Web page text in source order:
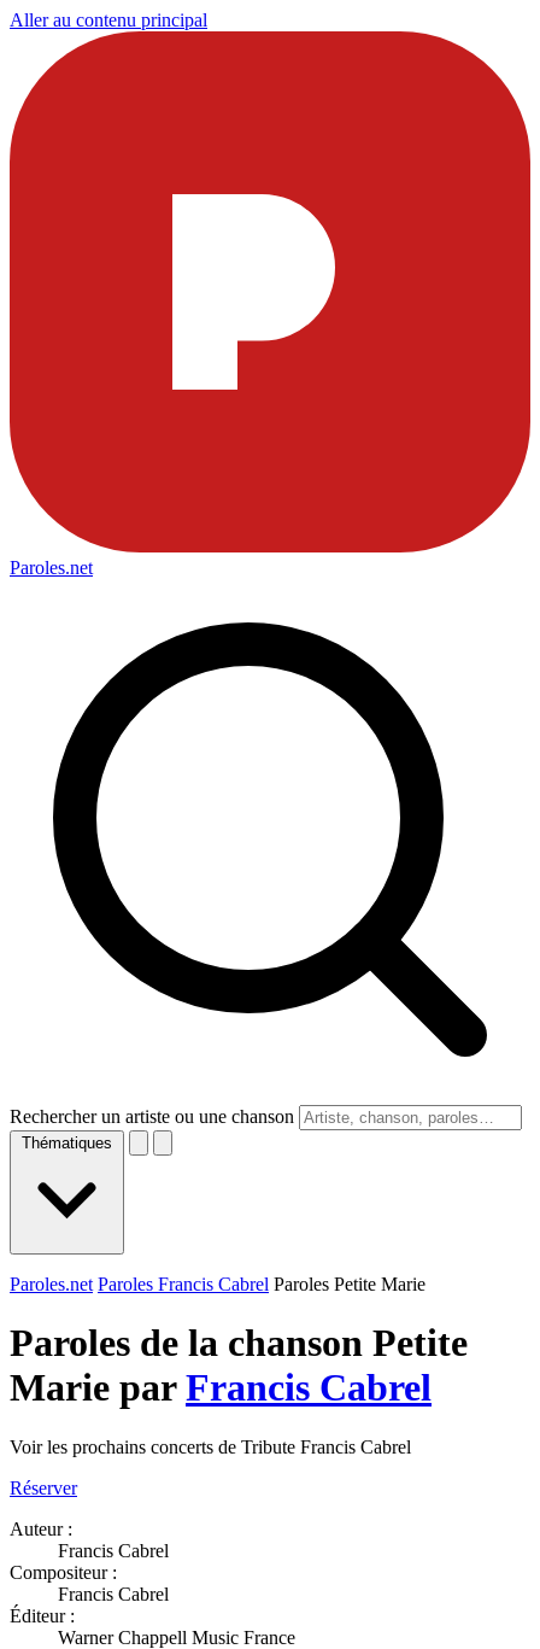
Aller au contenu principal
Paroles.net
Rechercher un artiste ou une chanson
Thématiques
Paroles.net Paroles Francis Cabrel Paroles Petite Marie
Paroles de la chanson Petite
Marie parFrancis Cabrel
Voir les prochains concerts de Tribute Francis Cabrel
Réserver
Auteur :
Francis Cabrel
Compositeur :
Francis Cabrel
Éditeur :
Warner Chappell Music France